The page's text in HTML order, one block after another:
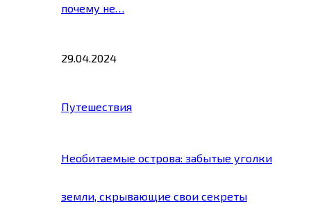
почему не…
29.04.2024
Путешествия
Необитаемые острова: забытые уголки
земли, скрывающие свои секреты